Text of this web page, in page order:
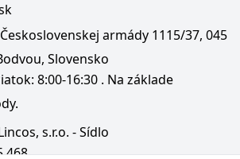
armády 1115/37, 045
Slovensko
8:00-16:30 . Na základe
s.r.o. - Sídlo
468